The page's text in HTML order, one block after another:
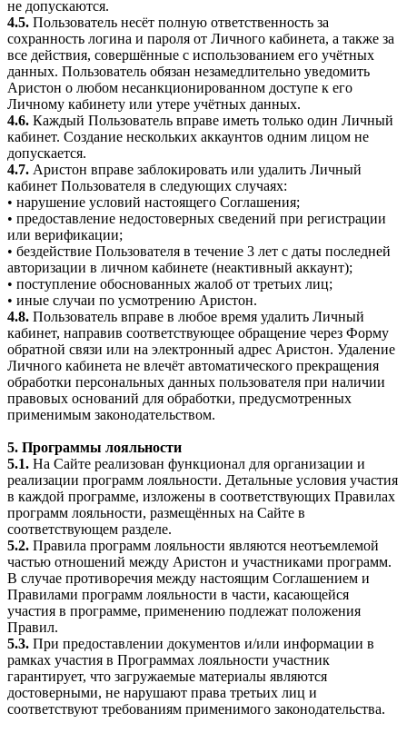
не допускаются.
4.5. Пользователь несёт полную ответственность за
сохранность логина и пароля от Личного кабинета, а также за
все действия, совершённые с использованием его учётных
данных. Пользователь обязан незамедлительно уведомить
Аристон о любом несанкционированном доступе к его
Личному кабинету или утере учётных данных.
4.6. Каждый Пользователь вправе иметь только один Личный
кабинет. Создание нескольких аккаунтов одним лицом не
допускается.
4.7. Аристон вправе заблокировать или удалить Личный
кабинет Пользователя в следующих случаях:
• нарушение условий настоящего Соглашения;
• предоставление недостоверных сведений при регистрации
или верификации;
• бездействие Пользователя в течение 3 лет с даты последней
авторизации в личном кабинете (неактивный аккаунт);
• поступление обоснованных жалоб от третьих лиц;
• иные случаи по усмотрению Аристон.
4.8. Пользователь вправе в любое время удалить Личный
кабинет, направив соответствующее обращение через Форму
обратной связи или на электронный адрес Аристон. Удаление
Личного кабинета не влечёт автоматического прекращения
обработки персональных данных пользователя при наличии
правовых оснований для обработки, предусмотренных
применимым законодательством.
5. Программы лояльности
5.1. На Сайте реализован функционал для организации и
реализации программ лояльности. Детальные условия участия
в каждой программе, изложены в соответствующих Правилах
программ лояльности, размещённых на Сайте в
соответствующем разделе.
5.2. Правила программ лояльности являются неотъемлемой
частью отношений между Аристон и участниками программ.
В случае противоречия между настоящим Соглашением и
Правилами программ лояльности в части, касающейся
участия в программе, применению подлежат положения
Правил.
5.3. При предоставлении документов и/или информации в
рамках участия в Программах лояльности участник
гарантирует, что загружаемые материалы являются
достоверными, не нарушают права третьих лиц и
соответствуют требованиям применимого законодательства.